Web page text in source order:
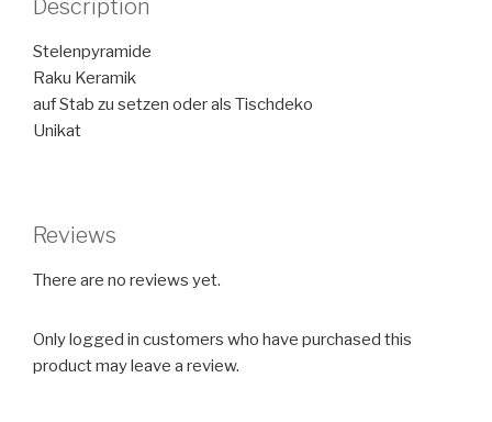
Description
Stelenpyramide
Raku Keramik
auf Stab zu setzen oder als Tischdeko
Unikat
Reviews
There are no reviews yet.
Only logged in customers who have purchased this
product may leave a review.